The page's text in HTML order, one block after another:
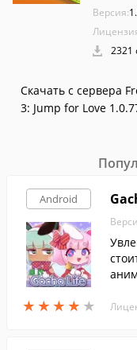
Версия:
2321
Скачать с сервера
3: Jump for Love
Android
★ ★ ★ ★ ★
★ ★ ★ ★ ★